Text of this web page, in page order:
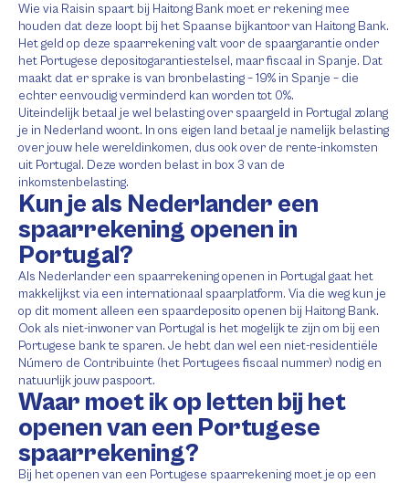
Wie via Raisin spaart bij Haitong Bank moet er rekening mee
houden dat deze loopt bij het Spaanse bijkantoor van Haitong Bank.
Het geld op deze spaarrekening valt voor de spaargarantie onder
het Portugese depositogarantiestelsel, maar fiscaal in Spanje. Dat
maakt dat er sprake is van bronbelasting – 19% in Spanje – die
echter eenvoudig verminderd kan worden tot 0%.
Uiteindelijk betaal je wel belasting over spaargeld in Portugal zolang
je in Nederland woont. In ons eigen land betaal je namelijk belasting
over jouw hele wereldinkomen, dus ook over de rente-inkomsten
uit Portugal. Deze worden belast in box 3 van de
inkomstenbelasting.
Kun je als Nederlander een
spaarrekening openen in
Portugal?
Als Nederlander een spaarrekening openen in Portugal gaat het
makkelijkst via een internationaal spaarplatform. Via die weg kun je
op dit moment alleen een spaardeposito openen bij Haitong Bank.
Ook als niet-inwoner van Portugal is het mogelijk te zijn om bij een
Portugese bank te sparen. Je hebt dan wel een niet-residentiële
Número de Contribuinte (het Portugees fiscaal nummer) nodig en
natuurlijk jouw paspoort.
Waar moet ik op letten bij het
openen van een Portugese
spaarrekening?
Bij het openen van een Portugese spaarrekening moet je op een